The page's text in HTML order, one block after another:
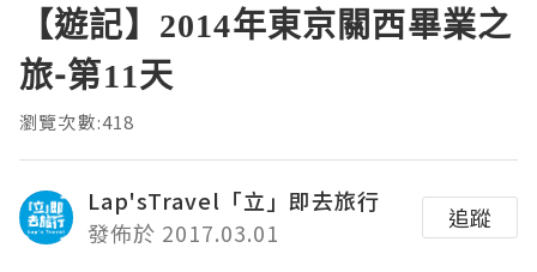
【遊記】2014年東京關西畢業之
旅-第11天
瀏覽次數:418
Lap'sTravel「立」即去旅行
發佈於 2017.03.01
追蹤